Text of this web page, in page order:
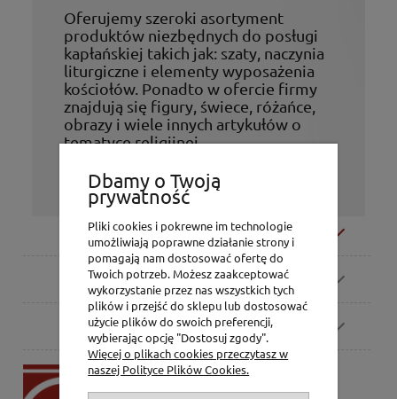
Oferujemy szeroki asortyment
produktów niezbędnych do posługi
kapłańskiej takich jak: szaty, naczynia
liturgiczne i elementy wyposażenia
kościołów. Ponadto w ofercie firmy
znajdują się figury, świece, różańce,
obrazy i wiele innych artykułów o
tematyce religijnej.
Moje konto
Zamówienia
Pomoc
P.H. Jakóbczak
Dorota Jakóbczak
Dbamy o Twoją
prywatność
Pliki cookies i pokrewne im technologie
umożliwiają poprawne działanie strony i
pomagają nam dostosować ofertę do
Twoich potrzeb. Możesz zaakceptować
wykorzystanie przez nas wszystkich tych
plików i przejść do sklepu lub dostosować
użycie plików do swoich preferencji,
wybierając opcję "Dostosuj zgody".
Więcej o plikach cookies przeczytasz w
naszej Polityce Plików Cookies.